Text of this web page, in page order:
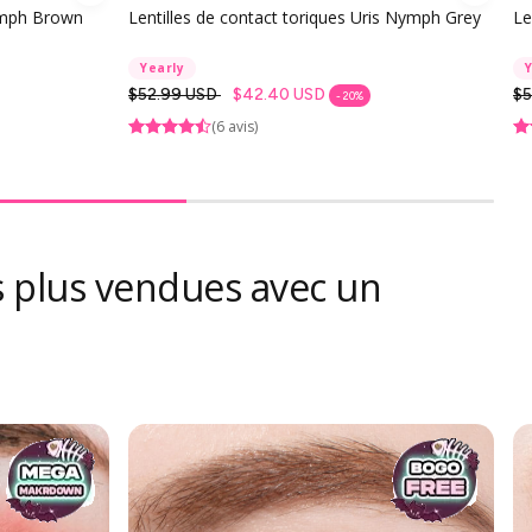
Brown Lentilles de contact toriques Uris Nymph Grey
Yearly
Prix
habituel
$52.99 USD $42.40 USD - 20%
(6 avis)
vendues avec un